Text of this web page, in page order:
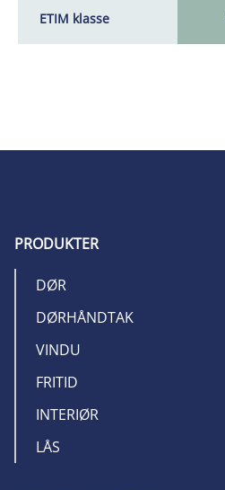
ETIM klasse
PRODUKTER
DØR
DØRHÅNDTAK
VINDU
FRITID
INTERIØR
LÅS